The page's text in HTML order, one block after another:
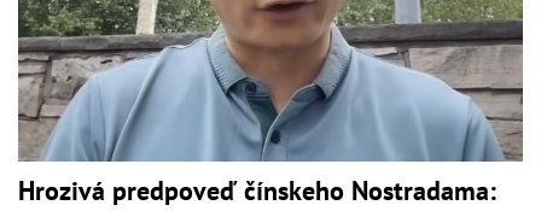
Hrozivá predpoveď čínskeho Nostradama: